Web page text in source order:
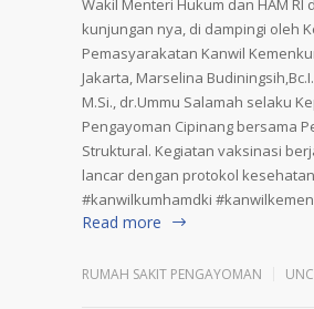
Wakil Menteri Hukum dan HAM RI
kunjungan nya, di dampingi oleh
Pemasyarakatan Kanwil
Jakarta, Marselina
M.Si., dr.Ummu Salamah selaku
Pengayoman Cipinang bersama
Struktural. Kegiatan vaksinasi
lancar dengan protokol
#kanwilkumhamdki
Read more
RUMAH SAKIT PENGAYOMAN